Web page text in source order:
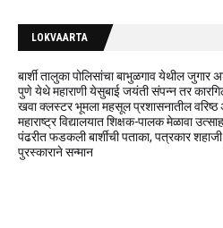
LOKVAARTA
बार्शी तालुका पोलिसांचा बाभुळगाव येथील जुगार
पुणे येथे महाराणी येसुबाई जयंती संपन्न तर
खवा क्लस्टर भूमला महसूल प्रशासनातील वरिष्ठ
महाराष्ट्र विद्यालयात शिक्षक-पालक मेळावा
पंढरीत फडकली बार्शीची पताका, पत्रकार
पुरस्काराने सन्मान